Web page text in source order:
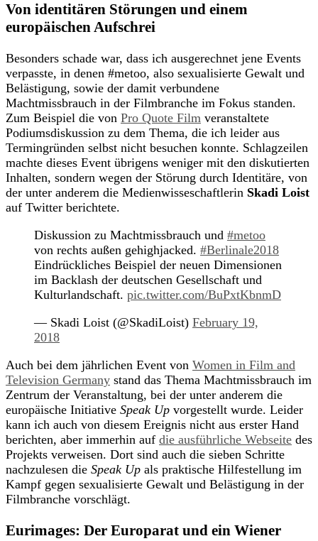
Von identitären Störungen und einem
europäischen Aufschrei
Besonders schade war, dass ich ausgerechnet jene Events
verpasste, in denen #metoo, also sexualisierte Gewalt und
Belästigung, sowie der damit verbundene
Machtmissbrauch in der Filmbranche im Fokus standen.
Zum Beispiel die von Pro Quote Film veranstaltete
Podiumsdiskussion zu dem Thema, die ich leider aus
Termingründen selbst nicht besuchen konnte. Schlagzeilen
machte dieses Event übrigens weniger mit den diskutierten
Inhalten, sondern wegen der Störung durch Identitäre, von
der unter anderem die Medienwisseschaftlerin Skadi Loist
auf Twitter berichtete.
Diskussion zu Machtmissbrauch und #metoo
von rechts außen gehighjacked. #Berlinale2018
Eindrückliches Beispiel der neuen Dimensionen
im Backlash der deutschen Gesellschaft und
Kulturlandschaft. pic.twitter.com/BuPxtKbnmD
— Skadi Loist (@SkadiLoist) February 19,
2018
Auch bei dem jährlichen Event von Women in Film and
Television Germany stand das Thema Machtmissbrauch im
Zentrum der Veranstaltung, bei der unter anderem die
europäische Initiative Speak Up vorgestellt wurde. Leider
kann ich auch von diesem Ereignis nicht aus erster Hand
berichten, aber immerhin auf die ausführliche Webseite des
Projekts verweisen. Dort sind auch die sieben Schritte
nachzulesen die Speak Up als praktische Hilfestellung im
Kampf gegen sexualisierte Gewalt und Belästigung in der
Filmbranche vorschlägt.
Eurimages: Der Europarat und ein Wiener